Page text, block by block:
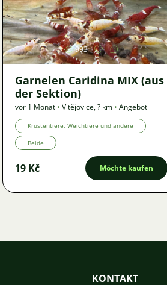
Bild
993
Garnelen Caridina MIX (aus
der Sektion)
vor 1 Monat • Vitějovice,? km • Angebot
Krustentiere, Weichtiere und andere
Beide
19 Kč Möchte kaufen
KONTAKT